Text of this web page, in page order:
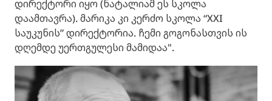
დირექტორი იყო (ნატალიამ ეს სკოლა
დაამთავრა). მარიკა კი კერძო სკოლა “XXI
საუკუნის” დირექტორია. ჩემი გოგონასთვის ის
დღემდე უერთგულესი მამიდაა".